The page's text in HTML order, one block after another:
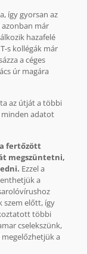
így gyorsan az
azonban már
hazafelé
s kollégák már
a céges
úr magára
az útját a többi
minden adatot
a fertőzött
megszüntetni,
Ezzel a
a
előtt, így
többi
cselekszünk,
a